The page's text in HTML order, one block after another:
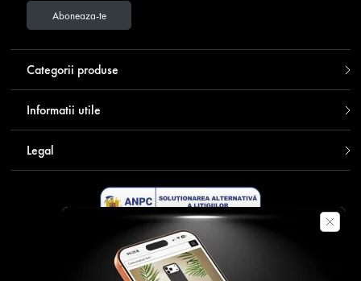
Aboneaza-te
Categorii produse
Informatii utile
Legal
Descarca aplicatia Contakt